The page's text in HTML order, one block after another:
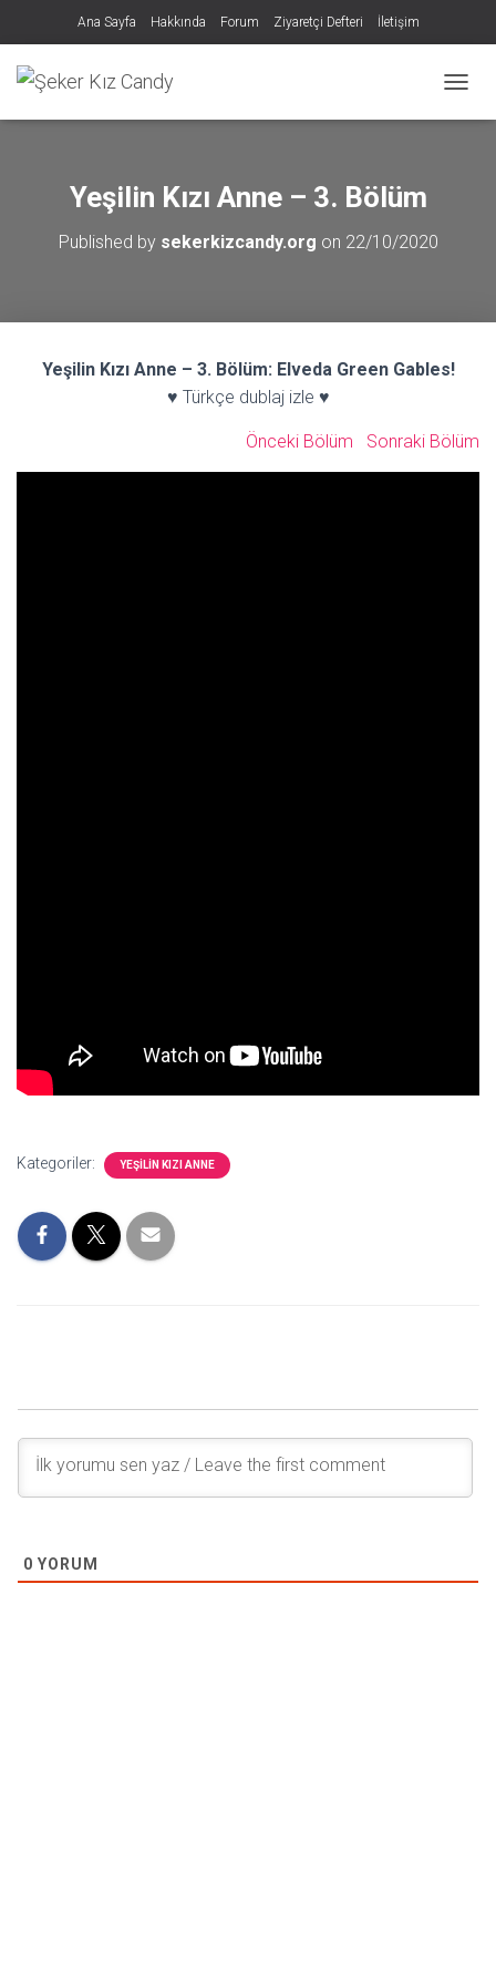
Ana Sayfa Hakkında Forum Ziyaretçi Defteri İletişim
Yeşilin Kızı Anne – 3. Bölüm
Published by sekerkizcandy.org on 22/10/2020
Yeşilin Kızı Anne – 3. Bölüm: Elveda Green Gables!
♥ Türkçe dublaj izle ♥
Önceki Bölüm Sonraki Bölüm
Kategoriler: YEŞILIN KIZI ANNE
0 YORUM